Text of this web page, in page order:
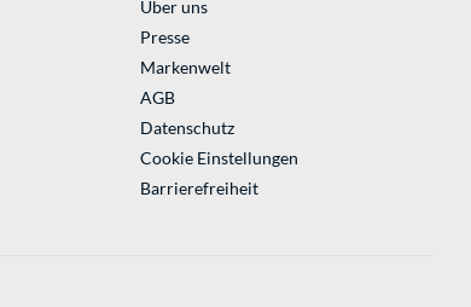
Über uns
Presse
Markenwelt
AGB
Datenschutz
Cookie Einstellungen
Barrierefreiheit